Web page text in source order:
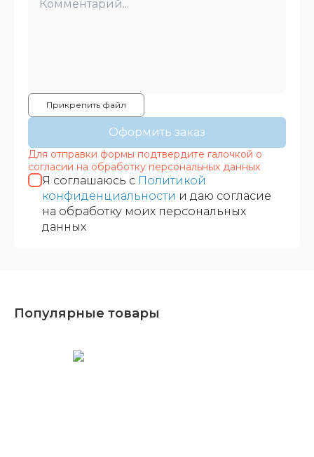
Прикрепить файл
Оформить заказ
Для отправки формы подтвердите галочкой о
согласии на обработку персональных данных
Я соглашаюсь с Политикой
конфиденциальности и даю согласие
на обработку моих персональных
данных
Популярные товары